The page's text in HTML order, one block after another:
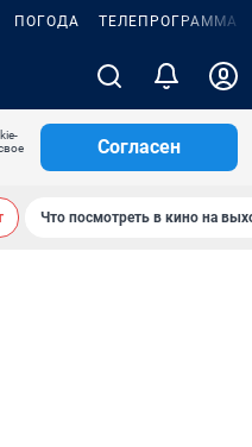
ПОГОДА ТЕЛЕПРОГРАММА
Согласен
Что посмотреть в кино на